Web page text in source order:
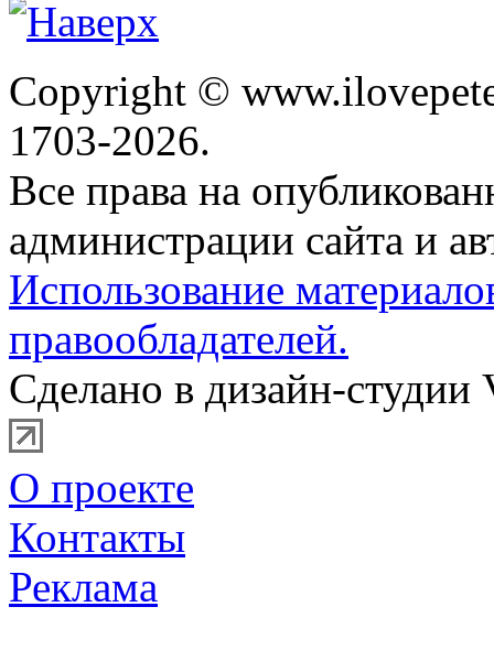
Copyright ©
1703-2026.
Все права на
администрации сайта и
Использование
правообладателей.
Сделано в дизайн-студии
О проекте
Контакты
Реклама